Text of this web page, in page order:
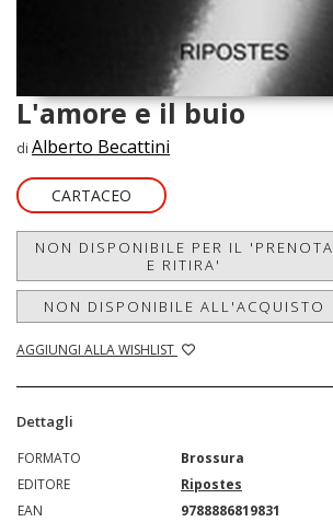
L'amore e il buio
di Alberto Becattini
CARTACEO
NON DISPONIBILE PER IL 'PRENOTA
E RITIRA'
NON DISPONIBILE ALL'ACQUISTO
AGGIUNGI ALLA WISHLIST
Dettagli
FORMATO
Brossura
EDITORE
Ripostes
EAN
9788886819831